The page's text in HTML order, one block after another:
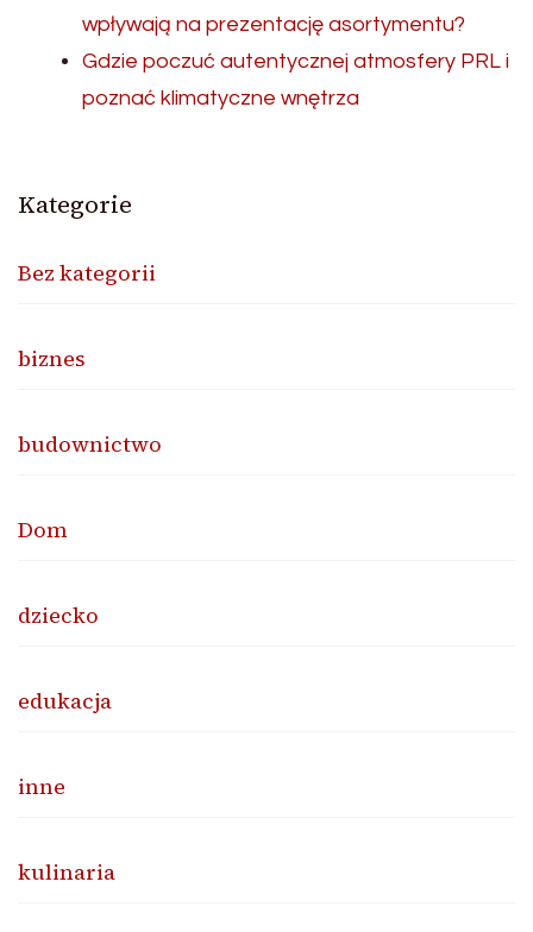
wpływają na prezentację asortymentu?
Gdzie poczuć autentycznej atmosfery PRL i
poznać klimatyczne wnętrza
Kategorie
Bez kategorii
biznes
budownictwo
Dom
dziecko
edukacja
inne
kulinaria